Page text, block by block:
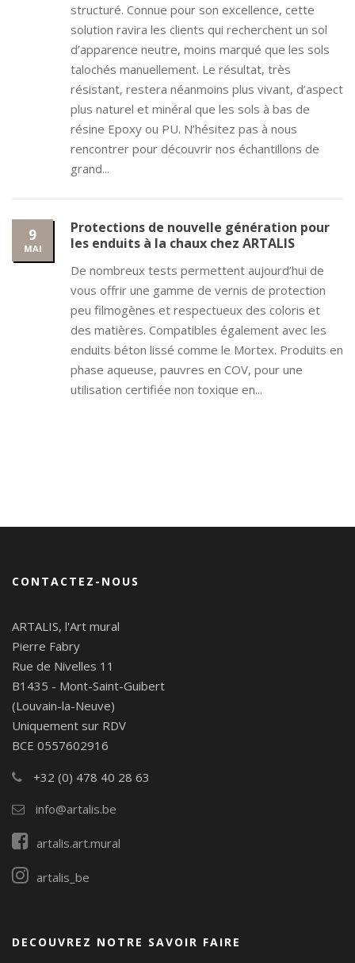
structuré. Connue pour son excellence, cette
solution ravira les clients qui recherchent un sol
d’apparence neutre, moins marqué que les sols
talochés manuellement. Le résultat, très
résistant, restera néanmoins plus vivant, d’aspect
plus naturel et minéral que les sols à bas de
résine Epoxy ou PU. N’hésitez pas à nous
rencontrer pour découvrir nos échantillons de
grand...
9
MAI
Protections de nouvelle génération pour
les enduits à la chaux chez ARTALIS
De nombreux tests permettent aujourd’hui de
vous offrir une gamme de vernis de protection
peu filmogènes et respectueux des coloris et
des matières. Compatibles également avec les
enduits béton lissé comme le Mortex. Produits en
phase aqueuse, pauvres en COV, pour une
utilisation certifiée non toxique en...
CONTACTEZ-NOUS
ARTALIS, l'Art mural
Pierre Fabry
Rue de Nivelles 11
B1435 - Mont-Saint-Guibert
(Louvain-la-Neuve)
Uniquement sur RDV
BCE 0557602916
+32 (0) 478 40 28 63
info@artalis.be
artalis.art.mural
artalis_be
DECOUVREZ NOTRE SAVOIR FAIRE